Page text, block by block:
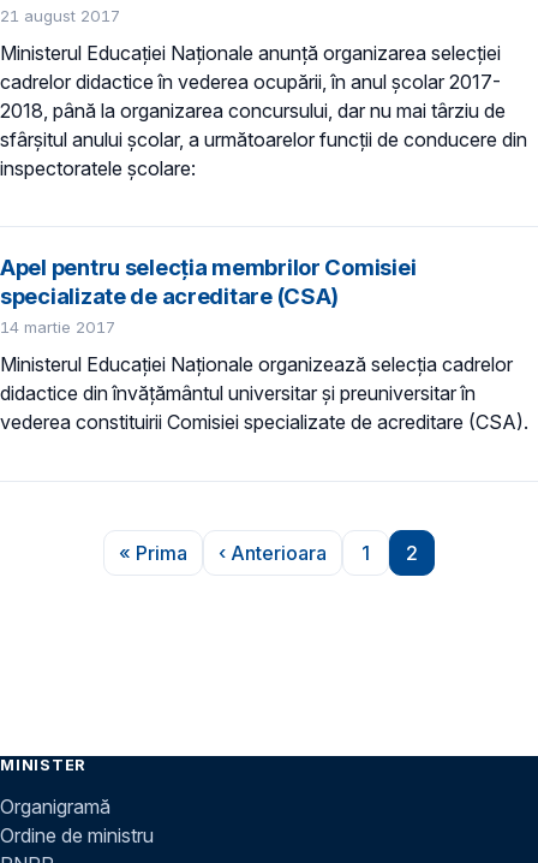
21 august 2017
Ministerul Educaţiei Naționale anunţă organizarea selecţiei
cadrelor didactice în vederea ocupării, în anul şcolar 2017-
2018, până la organizarea concursului, dar nu mai târziu de
sfârşitul anului şcolar, a următoarelor funcţii de conducere din
inspectoratele școlare:
Apel pentru selecția membrilor Comisiei
specializate de acreditare (CSA)
14 martie 2017
Ministerul Educației Naționale organizează selecția cadrelor
didactice din învățământul universitar și preuniversitar în
vederea constituirii Comisiei specializate de acreditare (CSA).
Prima pagină
« Prima
Pagina anterioară
‹ Anterioara
Pagina
1
Pagina
2
MINISTER
Organigramă
Ordine de ministru